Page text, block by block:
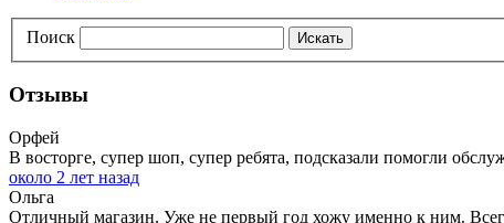
Поиск Искать
Отзывы
Орфей
В восторге, супер шоп, супер ребята, подсказали помогли
около 2 лет назад
Ольга
Отличный магазин. Уже не первый год хожу именно к ним.